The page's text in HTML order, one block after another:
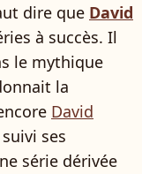
dire que David
à succès. Il
le mythique
la
David
ses
série dérivée